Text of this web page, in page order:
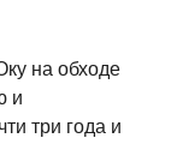
на обходе
и
три года и